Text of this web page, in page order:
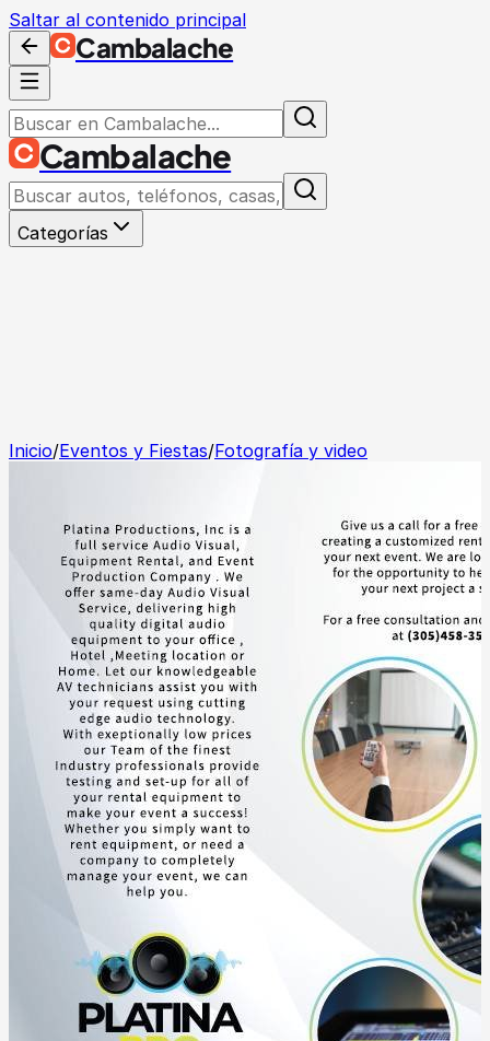
Saltar al contenido principal
Cambalache
Cambalache
Categorías
Inicio/Eventos y Fiestas/Fotografía y video